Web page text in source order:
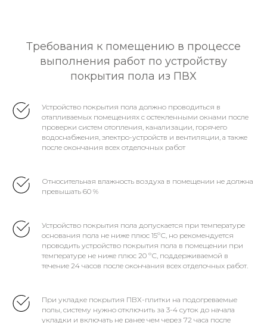
Требования к помещению в процессе
выполнения работ по устройству
покрытия пола из ПВХ
Устройство покрытия пола должно проводиться в
отапливаемых помещениях с остекленными окнами после
проверки систем отопления, канализации, горячего
водоснабжения, электро-устройств и вентиляции, а также
после окончания всех отделочных работ
Относительная влажность воздуха в помещении не должна
превышать 60 %
Устройство покрытия пола допускается при температуре
основания пола не ниже плюс 15ºС, но рекомендуется
проводить устройство покрытия пола в помещении при
температуре не ниже плюс 20 ºС, поддерживаемой в
течение 24 часов после окончания всех отделочных работ.
При укладке покрытия ПВХ-плитки на подогреваемые
полы, систему нужно отключить за 3-4 суток до начала
укладки и включать не ранее чем через 72 часа после